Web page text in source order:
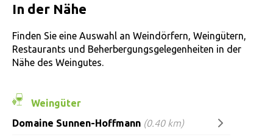
In der Nähe
Finden Sie eine Auswahl an Weindörfern, Weingütern,
Restaurants und Beherbergungsgelegenheiten in der
Nähe des Weingutes.
Weingüter
Domaine Sunnen-Hoffmann (0.40 km)